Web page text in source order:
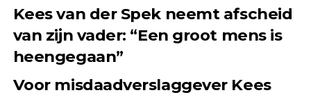
Kees van der Spek neemt afscheid
van zijn vader: “Een groot mens is
heengegaan”
Voor misdaadverslaggever Kees